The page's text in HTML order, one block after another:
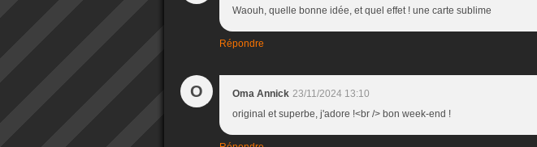
Waouh, quelle bonne idée, et quel effet ! une carte sublime
Répondre
O Oma Annick 23/11/2024 13:10
original et superbe, j'adore !<br /> bon week-end !